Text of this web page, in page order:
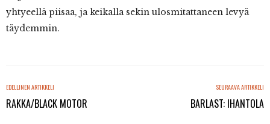
yhtyeellä piisaa, ja keikalla sekin ulosmitattaneen levyä
täydemmin.
EDELLINEN ARTIKKELI
RAKKA/BLACK MOTOR
SEURAAVA ARTIKKELI
BARLAST: IHANTOLA